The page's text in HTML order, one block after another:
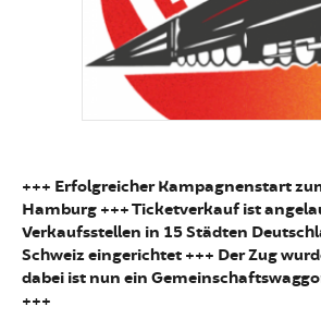
+++ Erfolgreicher Kampagnenstart
Hamburg +++ Ticketverkauf ist
Verkaufsstellen in 15 Städten
Schweiz eingerichtet +++ Der Zug
dabei ist nun ein
+++